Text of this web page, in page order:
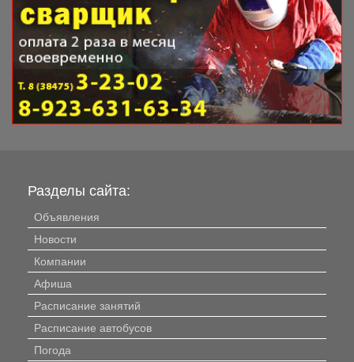
Разделы сайта:
Объявления
Новости
Компании
Афиша
Расписание занятий
Расписание автобусов
Погода